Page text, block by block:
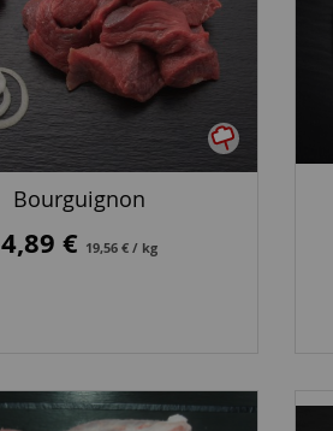
Bourguignon
4,89 € 19,56 € / kg